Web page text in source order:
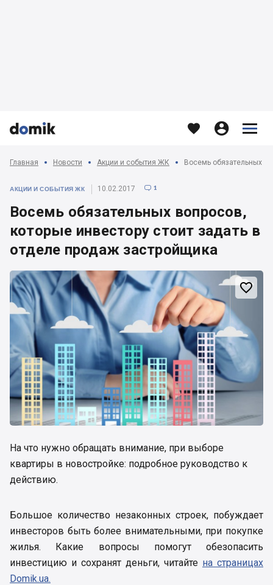


   


Главная Новости Акции и события ЖК
АКЦИИ И СОБЫТИЯ ЖК 10.02.2017  1
Восемь обязательных вопросов,
которые инвестору стоит задать в
отделе продаж застройщика

На что нужно обращать внимание, при выборе
квартиры в новостройке: подробное руководство к
действию.
Большое количество незаконных строек, побуждает
инвесторов быть более внимательными, при покупке
жилья. Какие вопросы помогут обезопасить
инвестицию и сохранят деньги, читайте на страницах
Domik.ua.